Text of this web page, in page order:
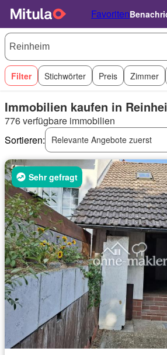
Favoriten
Filter Stichwörter Preis Zimmer
Immobilien kaufen in
776 verfügbare immobilien
Sortieren:
Relevante Angebote zuerst
Sehr gefragt